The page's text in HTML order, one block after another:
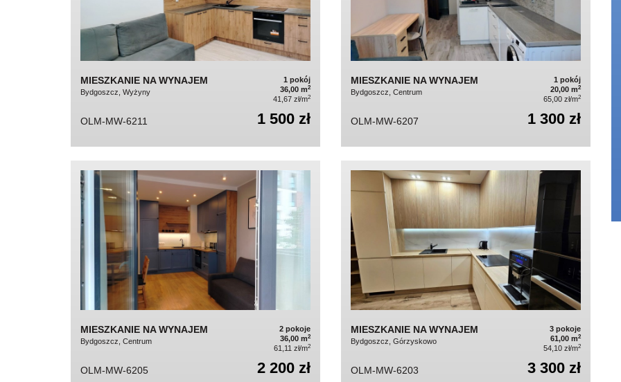
MIESZKANIE NA WYNAJEM
Bydgoszcz, Wyżyny
1 pokój
36,00 m2
41,67 zł/m2
OLM-MW-6211 1 500 zł
MIESZKANIE NA WYNAJEM
Bydgoszcz, Centrum
1 pokój
20,00 m2
65,00 zł/m2
OLM-MW-6207 1 300 zł
MIESZKANIE NA WYNAJEM
Bydgoszcz, Centrum
2 pokoje
36,00 m2
61,11 zł/m2
OLM-MW-6205 2 200 zł
MIESZKANIE NA WYNAJEM
Bydgoszcz, Górzyskowo
3 pokoje
61,00 m2
54,10 zł/m2
OLM-MW-6203 3 300 zł